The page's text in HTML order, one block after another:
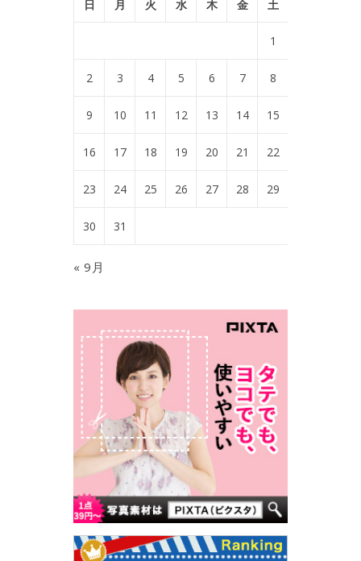
日 月 火 水 木 金 土
1
2 3 4 5 6 7 8
9 10 11 12 13 14 15
16 17 18 19 20 21 22
23 24 25 26 27 28 29
30 31
« 9月